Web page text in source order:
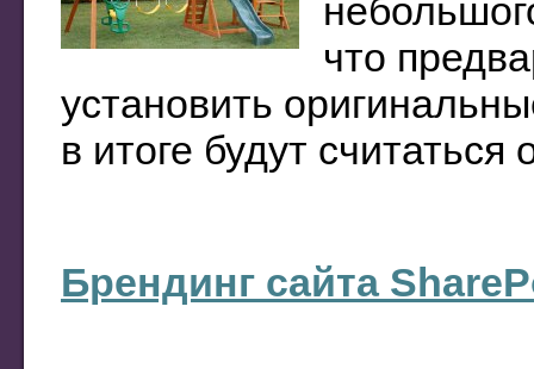
что
установить
в итоге будут
Брендинг сайта